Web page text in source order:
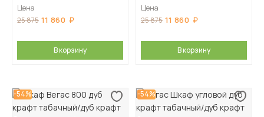
Цена
25 875 11 860
В корзину
Цена
25 875 11 860
В корзину
-54% -54%